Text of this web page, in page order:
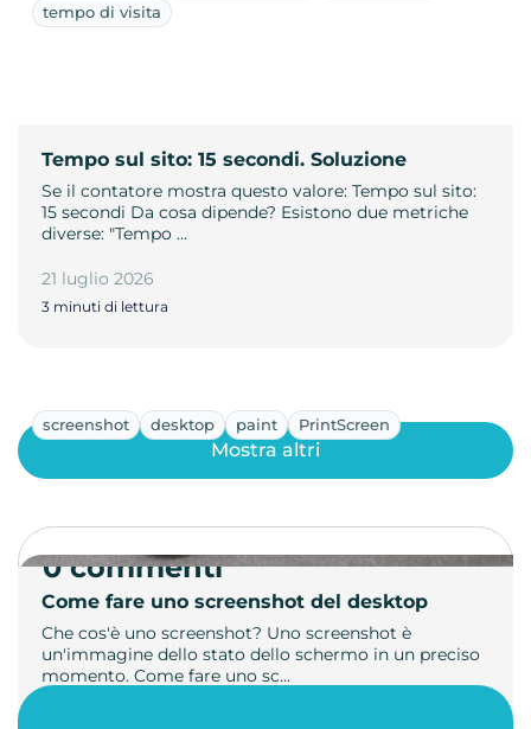
tempo di visita
Tempo sul sito: 15 secondi. Soluzione
Se il contatore mostra questo valore: Tempo sul sito:
15 secondi Da cosa dipende? Esistono due metriche
diverse: "Tempo …
21 luglio 2026
3 minuti di lettura
screenshot desktop paint PrintScreen
Come fare uno screenshot del desktop
Che cos'è uno screenshot? Uno screenshot è
un'immagine dello stato dello schermo in un preciso
momento. Come fare uno sc…
Mostra altri
0 commenti